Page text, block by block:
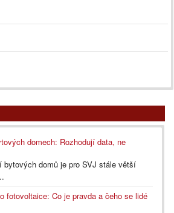
domech: Rozhodují data, ne
bytových domů je pro SVJ stále větší
fotovoltaice: Co je pravda a čeho se lidé